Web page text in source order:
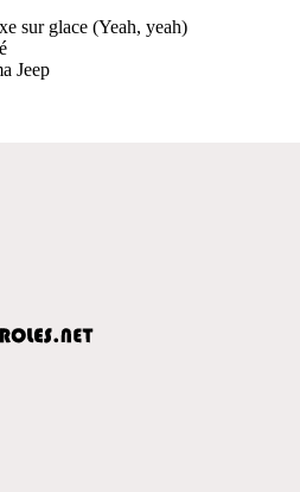
sur glace (Yeah, yeah)
Jeep